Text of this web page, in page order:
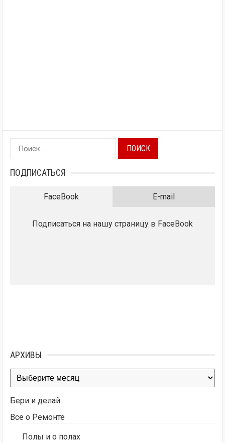
Найти:
ПОДПИСАТЬСЯ
FaceBook E-mail
Подписаться на нашу страницу в FaceBook
АРХИВЫ
Архивы
Бери и делай
Все о Ремонте
Полы и о полах